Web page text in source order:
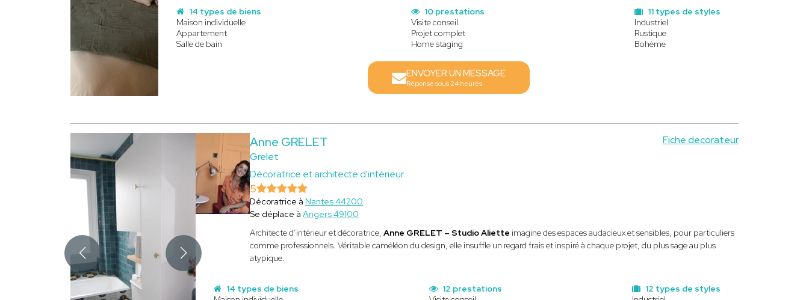
14 types de biens
Maison individuelle
Appartement
Salle de bain
11 types de styles
Industriel
Rustique
Bohème
10 prestations
Visite conseil
Projet complet
Home staging
ENVOYER UN MESSAGE
Réponse sous 24 heures
Anne GRELET
Grelet
Décoratrice et architecte d'intérieur
Fiche decorateur
5
Décoratrice à Nantes 44200
Se déplace àAngers 49100
Architecte d’intérieur et décoratrice,Anne GRELET – Studio Aliette imagine des espaces audacieux et sensibles, pour particuliers
comme professionnels. Véritable caméléon du design, elle insuffle un regard frais et inspiré à chaque projet, du plus sage au plus
atypique.
14 types de biens
12 types de styles
12 prestations